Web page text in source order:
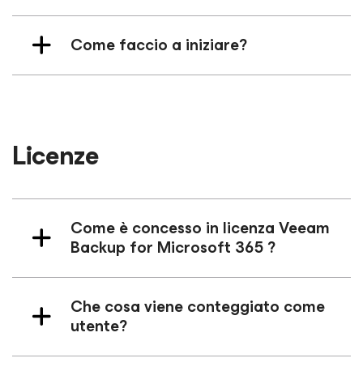
Come faccio a iniziare?
Licenze
Come è concesso in licenza Veeam
Backup for Microsoft 365?
Che cosa viene conteggiato come
utente?